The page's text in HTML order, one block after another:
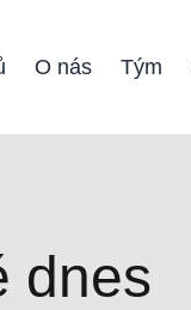
O nás Tým
dnes